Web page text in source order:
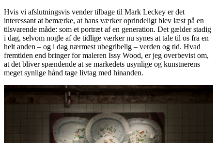
Hvis vi afslutningsvis vender tilbage til Mark Leckey er det
interessant at bemærke, at hans værker oprindeligt blev læst på en
tilsvarende måde: som et portræt af en generation. Det gælder stadig
i dag, selvom nogle af de tidlige værker nu synes at tale til os fra en
helt anden – og i dag nærmest ubegribelig – verden og tid. Hvad
fremtiden end bringer for maleren Issy Wood, er jeg overbevist om,
at det bliver spændende at se markedets usynlige og kunstnerens
meget synlige hånd tage livtag med hinanden.